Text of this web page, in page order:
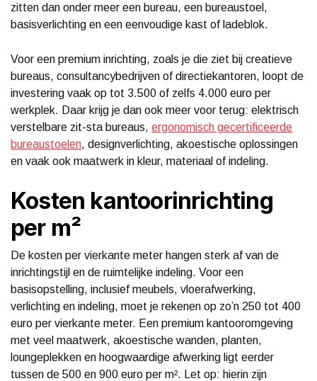
zitten dan onder meer een bureau, een bureaustoel,
basisverlichting en een eenvoudige kast of ladeblok.
Voor een premium inrichting, zoals je die ziet bij creatieve
bureaus, consultancybedrijven of directiekantoren, loopt de
investering vaak op tot 3.500 of zelfs 4.000 euro per
werkplek. Daar krijg je dan ook meer voor terug: elektrisch
verstelbare zit-sta bureaus, ergonomisch gecertificeerde
bureaustoelen, designverlichting, akoestische oplossingen
en vaak ook maatwerk in kleur, materiaal of indeling.
Kosten kantoorinrichting
per m²
De kosten per vierkante meter hangen sterk af van de
inrichtingstijl en de ruimtelijke indeling. Voor een
basisopstelling, inclusief meubels, vloerafwerking,
verlichting en indeling, moet je rekenen op zo’n 250 tot 400
euro per vierkante meter. Een premium kantooromgeving
met veel maatwerk, akoestische wanden, planten,
loungeplekken en hoogwaardige afwerking ligt eerder
tussen de 500 en 900 euro per m². Let op: hierin zijn